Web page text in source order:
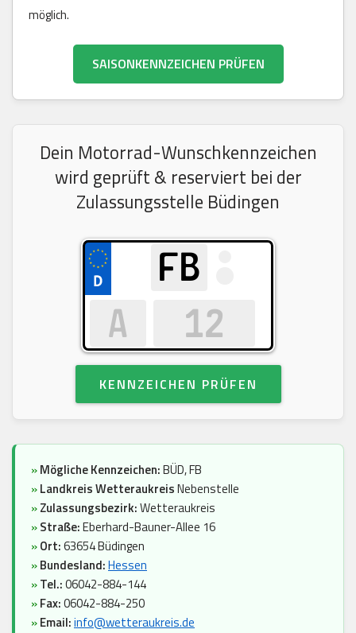
möglich.
SAISONKENNZEICHEN PRÜFEN
Dein Motorrad-Wunschkennzeichen
wird geprüft & reserviert bei der
Zulassungsstelle Büdingen
KENNZEICHEN PRÜFEN
»Mögliche Kennzeichen:BÜD, FB
»Landkreis WetteraukreisNebenstelle
»Zulassungsbezirk:Wetteraukreis
»Straße:Eberhard-Bauner-Allee 16
»Ort:63654 Büdingen
»Bundesland:Hessen
»Tel.:06042-884-144
»Fax:06042-884-250
»Email:info@wetteraukreis.de